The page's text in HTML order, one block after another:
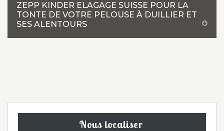
ZEPP KINDER ELAGAGE SUISSE POUR LA
TONTE DE VOTRE PELOUSE À DUILLIER ET
SES ALENTOURS
Nous localiser